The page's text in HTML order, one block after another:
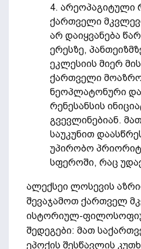
4. არეოპაგიტული
ქართველი
არ დაიყვანება
ერესზე,
ეკლესიის მიერ
ქართველი
ნეოპლატონური
რენესანსის
გვევლინებიან.
საუკუნით
უპირობო
სფეროში, რაც
ალექსეი ლოსევის
შევაჯამოთ ქართველ
ისტორიულ-
შედეგები: მათ
ეპოქის შესწავლის